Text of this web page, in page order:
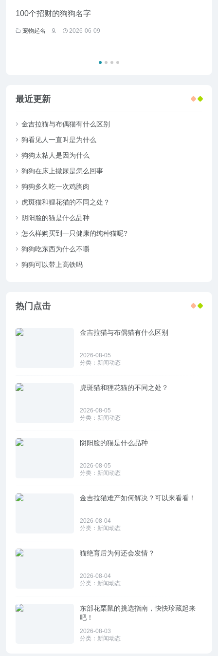
100个招财的狗狗名字
宠物起名 2026-06-09
最近更新
金吉拉猫与布偶猫有什么区别
狗看见人一直叫是为什么
狗狗太粘人是因为什么
狗狗在床上撒尿是怎么回事
狗狗多久吃一次鸡胸肉
虎斑猫和狸花猫的不同之处？
阴阳脸的猫是什么品种
怎么样购买到一只健康的纯种猫呢?
狗狗吃东西为什么不嚼
狗狗可以带上高铁吗
热门点击
金吉拉猫与布偶猫有什么区别
2026-08-05
分类： 新闻动态
虎斑猫和狸花猫的不同之处？
2026-08-05
分类： 新闻动态
阴阳脸的猫是什么品种
2026-08-05
分类： 新闻动态
金吉拉猫难产如何解决？可以来看看！
2026-08-04
分类： 新闻动态
猫绝育后为何还会发情？
2026-08-04
分类： 新闻动态
东部花栗鼠的挑选指南，快快珍藏起来
吧！
2026-08-03
分类： 新闻动态